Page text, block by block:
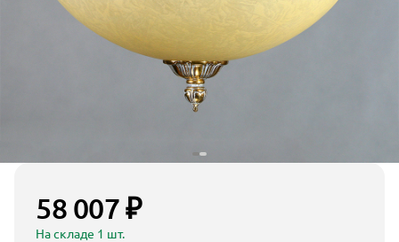
58 007 ₽
На складе 1 шт.